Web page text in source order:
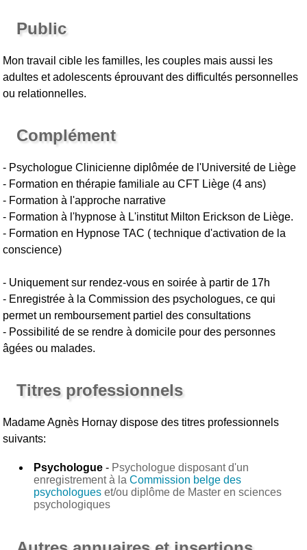
Public
Mon travail cible les familles, les couples mais aussi les
adultes et adolescents éprouvant des difficultés personnelles
ou relationnelles.
Complément
- Psychologue Clinicienne diplômée de l'Université de Liège
- Formation en thérapie familiale au CFT Liège (4 ans)
- Formation à l'approche narrative
- Formation à l'hypnose à L'institut Milton Erickson de Liège.
- Formation en Hypnose TAC ( technique d'activation de la
conscience)
- Uniquement sur rendez-vous en soirée à partir de 17h
- Enregistrée à la Commission des psychologues, ce qui
permet un remboursement partiel des consultations
- Possibilité de se rendre à domicile pour des personnes
âgées ou malades.
Titres professionnels
Madame Agnès Hornay dispose des titres professionnels
suivants:
Psychologue - Psychologue disposant d'un
enregistrement à laCommission belge des
psychologues et/ou diplôme de Master en sciences
psychologiques